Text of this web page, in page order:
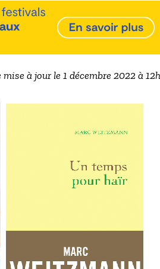
à jour le 1 décembre 2022 à